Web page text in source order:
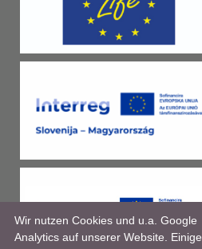
Wir nutzen Cookies und u.a. Google
Analytics auf unserer Website. Einige